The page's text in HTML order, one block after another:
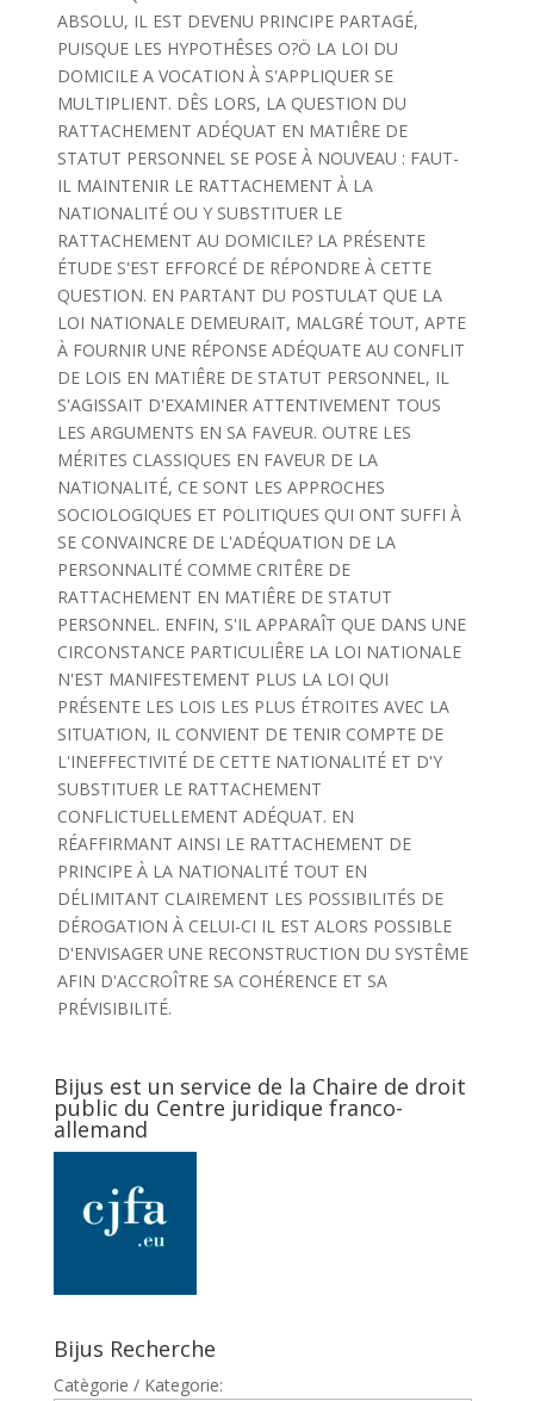
ABSOLU, IL EST DEVENU PRINCIPE PARTAGÉ,
PUISQUE LES HYPOTHÊSES O?Ö LA LOI DU
DOMICILE A VOCATION À S'APPLIQUER SE
MULTIPLIENT. DÊS LORS, LA QUESTION DU
RATTACHEMENT ADÉQUAT EN MATIÊRE DE
STATUT PERSONNEL SE POSE À NOUVEAU : FAUT-
IL MAINTENIR LE RATTACHEMENT À LA
NATIONALITÉ OU Y SUBSTITUER LE
RATTACHEMENT AU DOMICILE? LA PRÉSENTE
ÉTUDE S'EST EFFORCÉ DE RÉPONDRE À CETTE
QUESTION. EN PARTANT DU POSTULAT QUE LA
LOI NATIONALE DEMEURAIT, MALGRÉ TOUT, APTE
À FOURNIR UNE RÉPONSE ADÉQUATE AU CONFLIT
DE LOIS EN MATIÊRE DE STATUT PERSONNEL, IL
S'AGISSAIT D'EXAMINER ATTENTIVEMENT TOUS
LES ARGUMENTS EN SA FAVEUR. OUTRE LES
MÉRITES CLASSIQUES EN FAVEUR DE LA
NATIONALITÉ, CE SONT LES APPROCHES
SOCIOLOGIQUES ET POLITIQUES QUI ONT SUFFI À
SE CONVAINCRE DE L'ADÉQUATION DE LA
PERSONNALITÉ COMME CRITÊRE DE
RATTACHEMENT EN MATIÊRE DE STATUT
PERSONNEL. ENFIN, S'IL APPARAÎT QUE DANS UNE
CIRCONSTANCE PARTICULIÊRE LA LOI NATIONALE
N'EST MANIFESTEMENT PLUS LA LOI QUI
PRÉSENTE LES LOIS LES PLUS ÉTROITES AVEC LA
SITUATION, IL CONVIENT DE TENIR COMPTE DE
L'INEFFECTIVITÉ DE CETTE NATIONALITÉ ET D'Y
SUBSTITUER LE RATTACHEMENT
CONFLICTUELLEMENT ADÉQUAT. EN
RÉAFFIRMANT AINSI LE RATTACHEMENT DE
PRINCIPE À LA NATIONALITÉ TOUT EN
DÉLIMITANT CLAIREMENT LES POSSIBILITÉS DE
DÉROGATION À CELUI-CI IL EST ALORS POSSIBLE
D'ENVISAGER UNE RECONSTRUCTION DU SYSTÊME
AFIN D'ACCROÎTRE SA COHÉRENCE ET SA
PRÉVISIBILITÉ.
Bijus est un service de la Chaire de droit
public du Centre juridique franco-
allemand
Bijus Recherche
Catègorie / Kategorie: